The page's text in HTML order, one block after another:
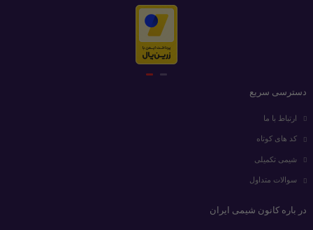
دسترسی سریع
ارتباط با ما
کد های کوتاه
شیمی تکمیلی
سوالات متداول
در باره کانون شیمی ایران